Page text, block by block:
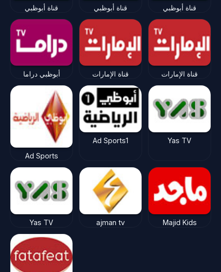
قناة أبوظبي قناة أبوظبي قناة أبوظبي
أبوظبي دراما قناة الإمارات قناة الإمارات
Ad Sports
Ad Sports1 Yas TV
Yas TV ajman tv Majid Kids